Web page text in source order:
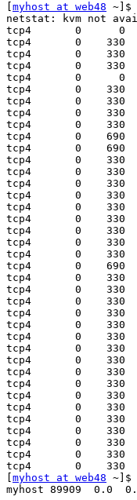
myhost at web48 ~]$
netstat: kvm not
tcp4       0      0
tcp4       0    330
tcp4       0    330
tcp4       0    330
tcp4       0      0
tcp4       0    330
tcp4       0    330
tcp4       0    330
tcp4       0    330
tcp4       0    690
tcp4       0    690
tcp4       0    330
tcp4       0    330
tcp4       0    330
tcp4       0    330
tcp4       0    330
tcp4       0    330
tcp4       0    330
tcp4       0    330
tcp4       0    330
tcp4       0    690
tcp4       0    330
tcp4       0    330
tcp4       0    330
tcp4       0    330
tcp4       0    330
tcp4       0    330
tcp4       0    330
tcp4       0    330
tcp4       0    330
tcp4       0    330
tcp4       0    330
tcp4       0    330
tcp4       0    330
tcp4       0    330
tcp4       0    330
tcp4       0    330
tcp4       0    330
myhost at web48 ~]$
myhost 89909  0.0